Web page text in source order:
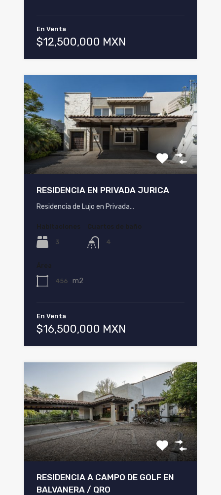
En Venta
$12,500,000 MXN
RESIDENCIA EN PRIVADA JURICA
Residencia de Lujo en Privada…
Habitaciones
3
Cuartos de baño
4
Área
456 m2
En Venta
$16,500,000 MXN
RESIDENCIA A CAMPO DE GOLF EN
BALVANERA / QRO